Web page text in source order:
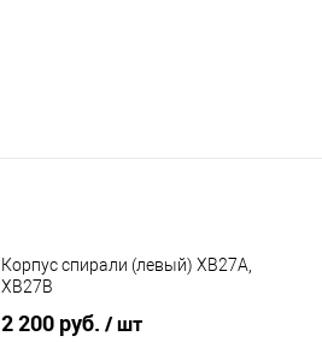
Корпус спирали (левый) XB27A,
XB27B
2 200 руб. / шт